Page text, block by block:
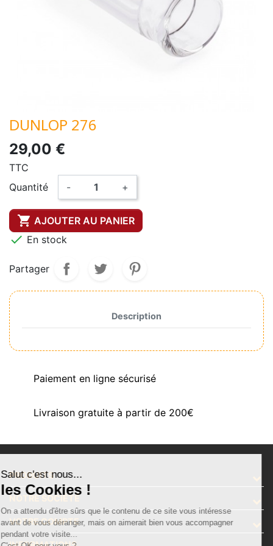
DUNLOP 276
29,00 €
TTC
Quantité
- +
 AJOUTER AU PANIER
 En stock
Partager
Description
Paiement en ligne sécurisé
Livraison gratuite à partir de 200€
PRODUITS
NOTRE SOCIÉTÉ
VOTRE COMPTE
Salut c'est nous...
les Cookies !
On a attendu d'être sûrs que le contenu de ce site vous intéresse
avant de vous déranger, mais on aimerait bien vous accompagner
pendant votre visite...